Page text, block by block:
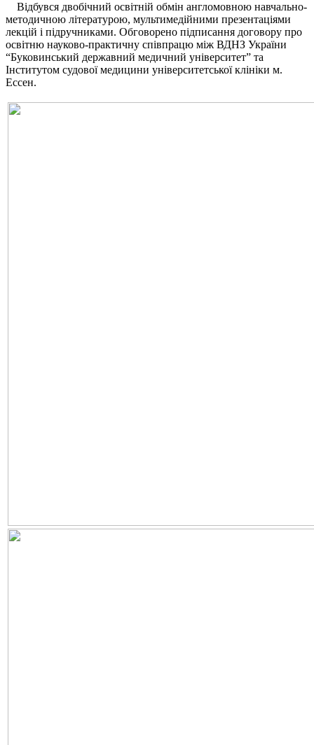
Відбувся двобічний освітній обмін англомовною навчально-
методичною літературою, мультимедійними презентаціями
лекцій і підручниками. Обговорено підписання договору про
освітню науково-практичну співпрацю між ВДНЗ України
“Буковинський державний медичний університет” та
Інститутом судової медицини університетської клініки м.
Ессен.